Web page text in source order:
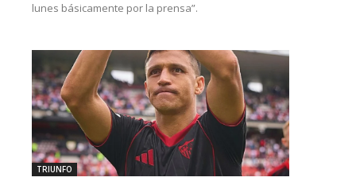
lunes básicamente por la prensa”.
TRIUNFO